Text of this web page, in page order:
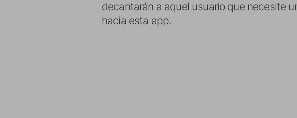
decantarán a aquel usuario que necesite
hacia esta app.